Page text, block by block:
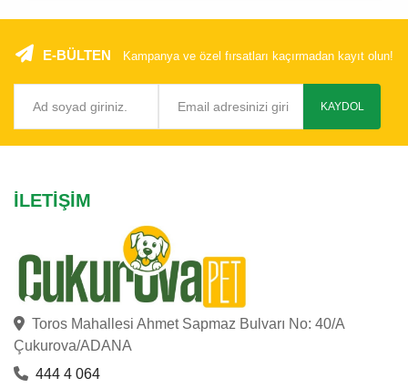
E-BÜLTEN Kampanya ve özel fırsatları kaçırmadan kayıt olun!
KAYDOL
İLETIŞIM
Toros Mahallesi Ahmet Sapmaz Bulvarı No: 40/A
Çukurova/ADANA
444 4 064